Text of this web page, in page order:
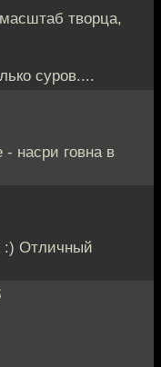
творца,
суров....
насри говна в
:) Отличный